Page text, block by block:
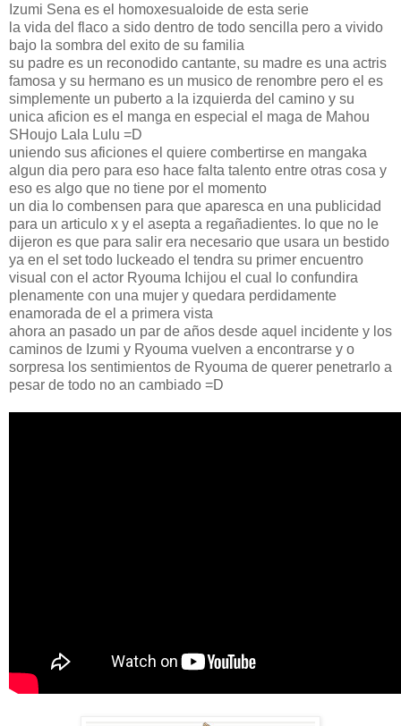
Izumi Sena es el homoxesualoide de esta serie
la vida del flaco a sido dentro de todo sencilla pero a vivido
bajo la sombra del exito de su familia
su padre es un reconodido cantante, su madre es una actris
famosa y su hermano es un musico de renombre pero el es
simplemente un puberto a la izquierda del camino y su
unica aficion es el manga en especial el maga de Mahou
SHoujo Lala Lulu =D
uniendo sus aficiones el quiere combertirse en mangaka
algun dia pero para eso hace falta talento entre otras cosa y
eso es algo que no tiene por el momento
un dia lo combensen para que aparesca en una publicidad
para un articulo x y el asepta a regañadientes. lo que no le
dijeron es que para salir era necesario que usara un bestido
ya en el set todo luckeado el tendra su primer encuentro
visual con el actor Ryouma Ichijou el cual lo confundira
plenamente con una mujer y quedara perdidamente
enamorada de el a primera vista
ahora an pasado un par de años desde aquel incidente y los
caminos de Izumi y Ryouma vuelven a encontrarse y o
sorpresa los sentimientos de Ryouma de querer penetrarlo a
pesar de todo no an cambiado =D